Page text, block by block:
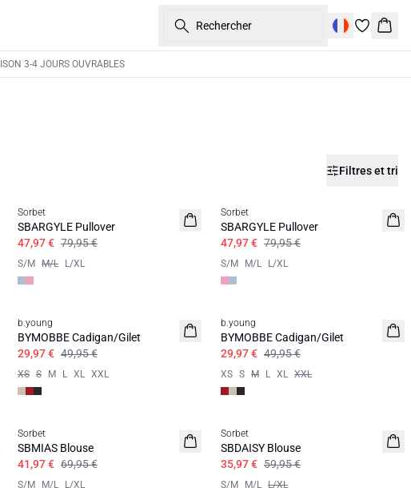
Rechercher
3-4 JOURS OUVRABLES
Filtres et tri
Sorbet
SBARGYLE Pullover
47,97 € 79,95 €
S/M M/L L/XL
Sorbet
SBARGYLE Pullover
47,97 € 79,95 €
S/M M/L L/XL
b.young
BYMOBBE Cadigan/Gilet
29,97 € 49,95 €
XS S M L XL XXL
b.young
BYMOBBE Cadigan/Gilet
29,97 € 49,95 €
XS S M L XL XXL
Sorbet
SBMIAS Blouse
41,97 € 69,95 €
S/M M/L L/XL
Sorbet
SBDAISY Blouse
35,97 € 59,95 €
S/M M/L L/XL